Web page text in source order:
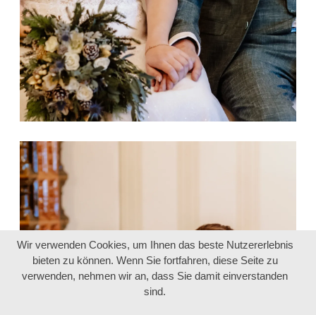
Wir verwenden Cookies, um Ihnen das beste Nutzererlebnis
bieten zu können. Wenn Sie fortfahren, diese Seite zu
verwenden, nehmen wir an, dass Sie damit einverstanden
sind.